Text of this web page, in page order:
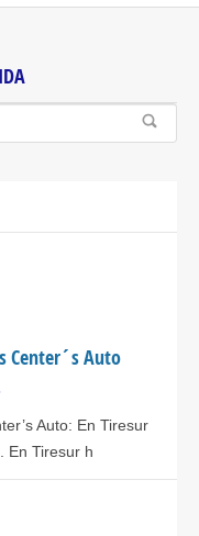
Center´s Auto
Auto: En Tiresur
En Tiresur h